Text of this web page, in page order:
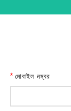
* মোবাইল নম্বর